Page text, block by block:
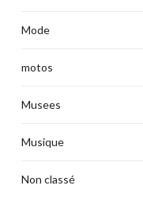
Mode
motos
Musees
Musique
Non classé